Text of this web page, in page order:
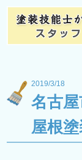
2019/3/18
名古
屋根